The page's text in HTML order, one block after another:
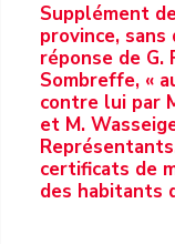
Supplément
province,
réponse de G.
Sombreffe, «
contre lui par
et M.
certificats de
des habitants